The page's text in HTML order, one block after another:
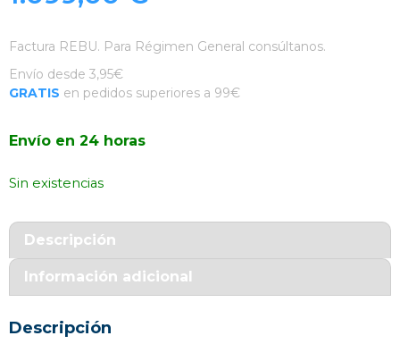
Factura REBU. Para Régimen General consúltanos.
Envío desde 3,95€
GRATIS en pedidos superiores a 99€
Envío en 24 horas
Sin existencias
Descripción
Información adicional
Descripción